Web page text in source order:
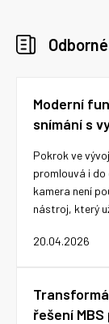
Moderní
snímání s
20.04.2026
Pokrok ve
promlouvá i
kamera není
nástroj, který
řešení